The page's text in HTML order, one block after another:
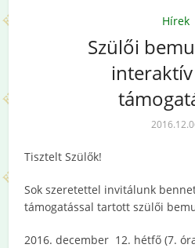
Hírek
Szülői
Tisztelt Szülők!
Sok szeretettel invitálunk
támogatással tartott szülői
2016. december 12. hétfő (7.